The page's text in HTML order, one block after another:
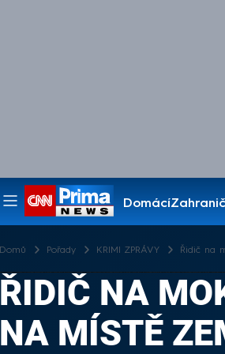
Domácí
Pořady
Domů Pořady KRIMI ZPRÁVY Řidič na
ŘIDIČ NA
NA MÍSTĚ